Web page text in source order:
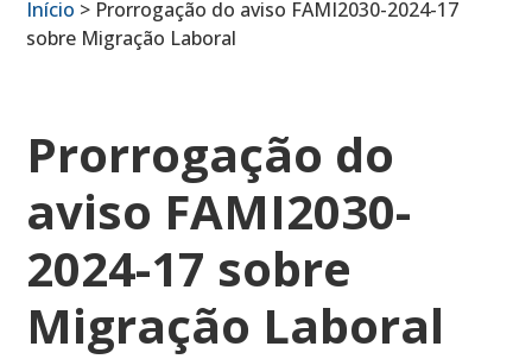
Início > Prorrogação do aviso FAMI2030-2024-17
sobre Migração Laboral
Prorrogação do
aviso FAMI2030-
2024-17 sobre
Migração Laboral